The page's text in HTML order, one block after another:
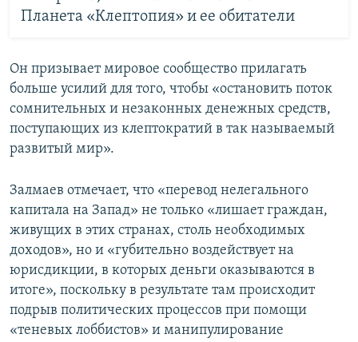
Планета «Клептопия» и ее обитатели
Он призывает мировое сообщество прилагать
больше усилий для того, чтобы «остановить поток
сомнительных и незаконных денежных средств,
поступающих из клептократий в так называемый
развитый мир».
Залмаев отмечает, что «перевод нелегального
капитала на Запад» не только «лишает граждан,
живущих в этих странах, столь необходимых
доходов», но и «губительно воздействует на
юрисдикции, в которых деньги оказываются в
итоге», поскольку в результате там происходит
подрыв политических процессов при помощи
«теневых лоббистов» и манипулирование